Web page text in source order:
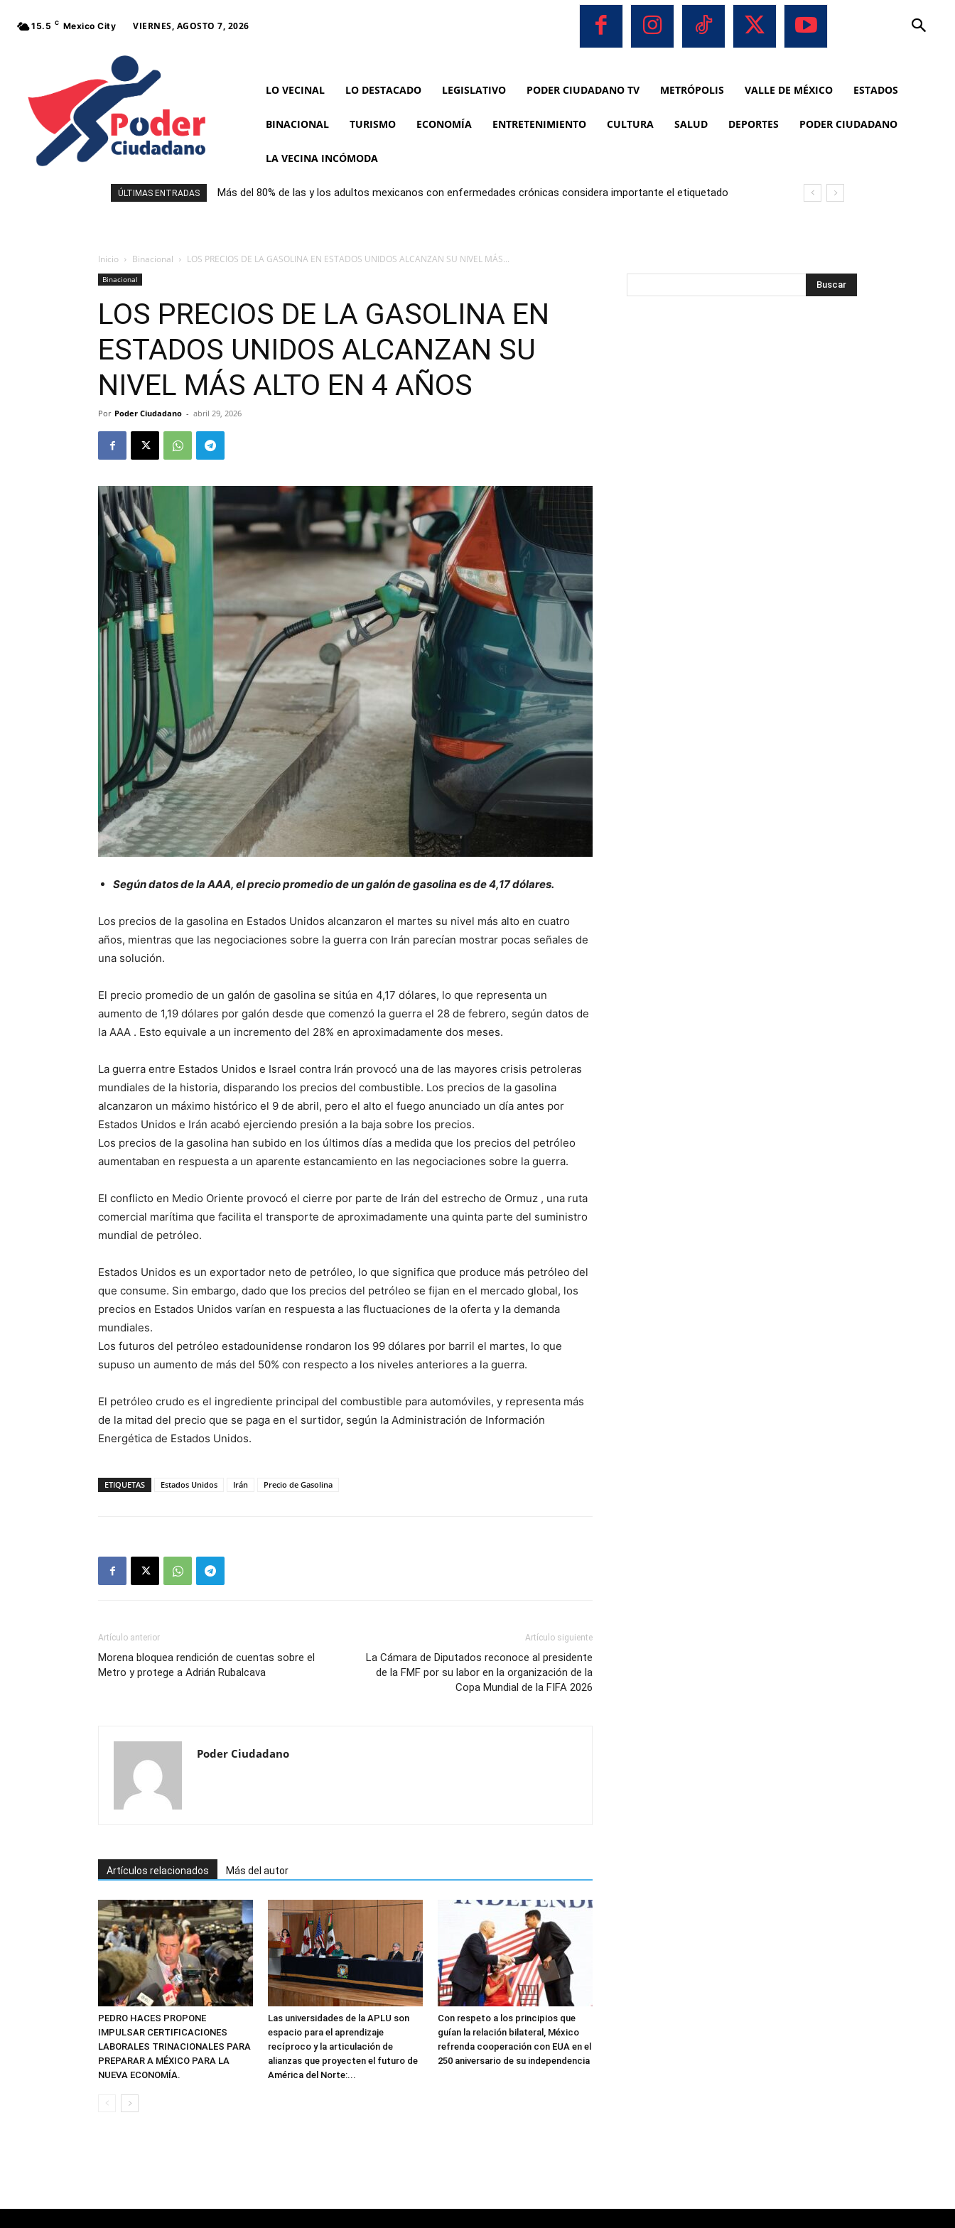
15.5 C Mexico City VIERNES, AGOSTO 7, 2026
LO VECINAL LO DESTACADO LEGISLATIVO PODER CIUDADANO TV METRÓPOLIS VALLE DE MÉXICO ESTADOS
BINACIONAL TURISMO ECONOMÍA ENTRETENIMIENTO CULTURA SALUD DEPORTES PODER CIUDADANO
LA VECINA INCÓMODA
ÚLTIMAS ENTRADAS
Más del 80% de las y los adultos mexicanos con enfermedades crónicas considera importante el etiquetado
Inicio Binacional LOS PRECIOS DE LA GASOLINA EN ESTADOS UNIDOS ALCANZAN SU NIVEL MÁS...
Binacional
LOS PRECIOS DE LA GASOLINA EN
ESTADOS UNIDOS ALCANZAN SU
NIVEL MÁS ALTO EN 4 AÑOS
Por Poder Ciudadano - abril 29, 2026
Según datos de la AAA, el precio promedio de un galón de gasolina es de 4,17 dólares.
Los precios de la gasolina en Estados Unidos alcanzaron el martes su nivel más alto en cuatro
años, mientras que las negociaciones sobre la guerra con Irán parecían mostrar pocas señales de
una solución.
El precio promedio de un galón de gasolina se sitúa en 4,17 dólares, lo que representa un
aumento de 1,19 dólares por galón desde que comenzó la guerra el 28 de febrero, según datos de
la AAA . Esto equivale a un incremento del 28% en aproximadamente dos meses.
La guerra entre Estados Unidos e Israel contra Irán provocó una de las mayores crisis petroleras
mundiales de la historia, disparando los precios del combustible. Los precios de la gasolina
alcanzaron un máximo histórico el 9 de abril, pero el alto el fuego anunciado un día antes por
Estados Unidos e Irán acabó ejerciendo presión a la baja sobre los precios.
Los precios de la gasolina han subido en los últimos días a medida que los precios del petróleo
aumentaban en respuesta a un aparente estancamiento en las negociaciones sobre la guerra.
El conflicto en Medio Oriente provocó el cierre por parte de Irán del estrecho de Ormuz , una ruta
comercial marítima que facilita el transporte de aproximadamente una quinta parte del suministro
mundial de petróleo.
Estados Unidos es un exportador neto de petróleo, lo que significa que produce más petróleo del
que consume. Sin embargo, dado que los precios del petróleo se fijan en el mercado global, los
precios en Estados Unidos varían en respuesta a las fluctuaciones de la oferta y la demanda
mundiales.
Los futuros del petróleo estadounidense rondaron los 99 dólares por barril el martes, lo que
supuso un aumento de más del 50% con respecto a los niveles anteriores a la guerra.
El petróleo crudo es el ingrediente principal del combustible para automóviles, y representa más
de la mitad del precio que se paga en el surtidor, según la Administración de Información
Energética de Estados Unidos.
ETIQUETAS Estados Unidos Irán Precio de Gasolina
Artículo anterior
Morena bloquea rendición de cuentas sobre el
Metro y protege a Adrián Rubalcava
Artículo siguiente
La Cámara de Diputados reconoce al presidente
de la FMF por su labor en la organización de la
Copa Mundial de la FIFA 2026
Poder Ciudadano
Artículos relacionados Más del autor
PEDRO HACES PROPONE
IMPULSAR CERTIFICACIONES
LABORALES TRINACIONALES PARA
PREPARAR A MÉXICO PARA LA
NUEVA ECONOMÍA.
Las universidades de la APLU son
espacio para el aprendizaje
recíproco y la articulación de
alianzas que proyecten el futuro de
América del Norte:...
Con respeto a los principios que
guían la relación bilateral, México
refrenda cooperación con EUA en el
250 aniversario de su independencia